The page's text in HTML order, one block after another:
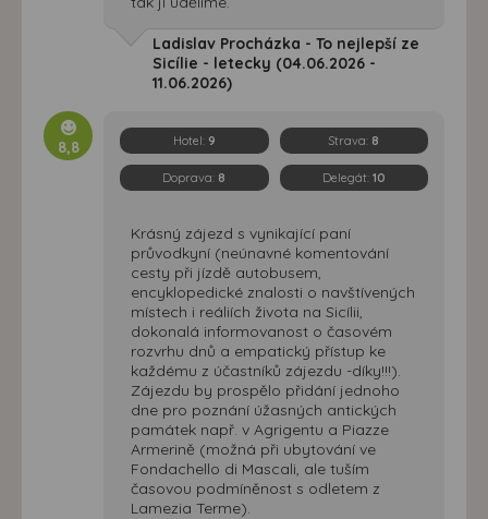
Ladislav Procházka - To nejlepší ze
Sicílie - letecky (04.06.2026 -
11.06.2026)
8,8 Hotel: 9 Strava: 8
Doprava: 8 Delegát: 10
Krásný zájezd s vynikající paní
průvodkyní (neúnavné komentování
cesty při jízdě autobusem,
encyklopedické znalosti o navštívených
místech i reáliích života na Sicílii,
dokonalá informovanost o časovém
rozvrhu dnů a empatický přístup ke
každému z účastníků zájezdu -díky!!!).
Zájezdu by prospělo přidání jednoho
dne pro poznání úžasných antických
památek např. v Agrigentu a Piazze
Armerině (možná při ubytování ve
Fondachello di Mascali, ale tuším
časovou podmíněnost s odletem z
Lamezia Terme).